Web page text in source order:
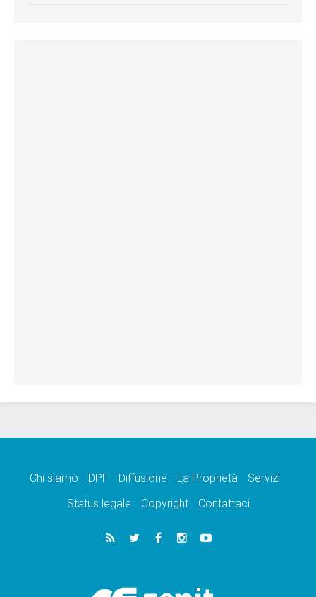
Chi siamo DPF Diffusione La Proprietà
Servizi
Status legale
Copyright Contattaci